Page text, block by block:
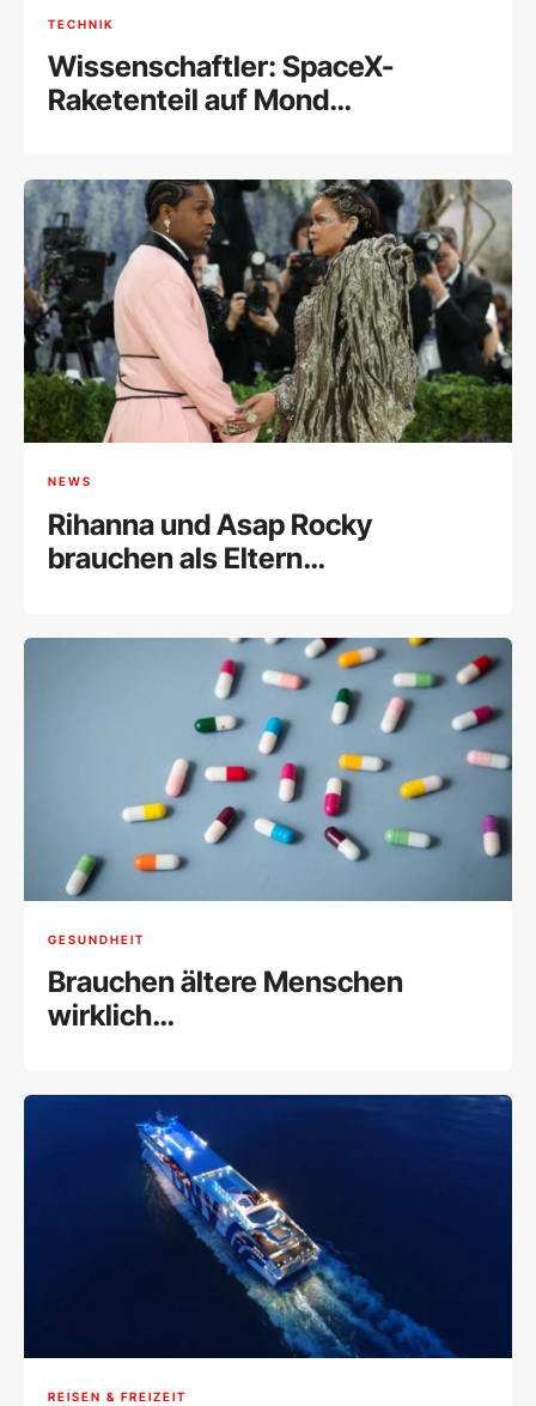
TECHNIK
Wissenschaftler: SpaceX-
Raketenteil auf Mond
NEWS
Rihanna und Asap Rocky
brauchen als Eltern
GESUNDHEIT
Brauchen ältere Menschen
wirklich
REISEN & FREIZEIT